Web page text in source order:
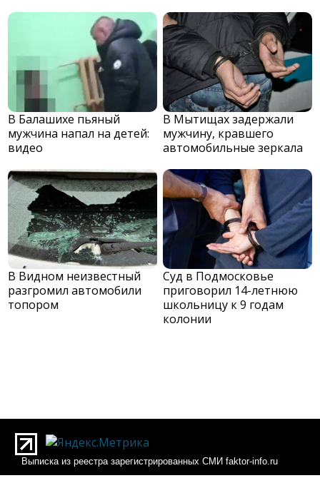
В Балашихе пьяный
мужчина напал на детей:
видео
В Мытищах задержали
мужчину, кравшего
автомобильные зеркала
В Видном неизвестный
разгромил автомобили
топором
Суд в Подмосковье
приговорил 14-летнюю
школьницу к 9 годам
колонии
Выписка из реестра зарегистрированных СМИ faktor-info.ru